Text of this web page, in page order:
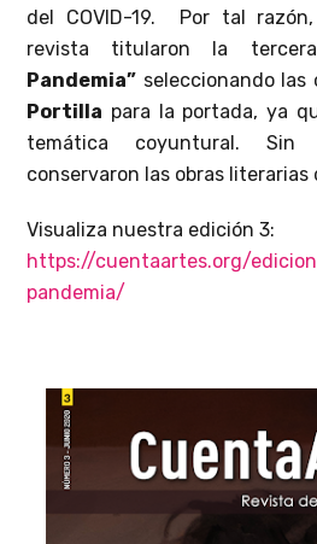
del COVID-19. Por tal
revista titularon la
Pandemia” seleccionando las
Portilla para la portada, ya
temática coyuntural. Sin
conservaron las obras
Visualiza nuestra edición 3:
https://cuentaartes.org/
pandemia/